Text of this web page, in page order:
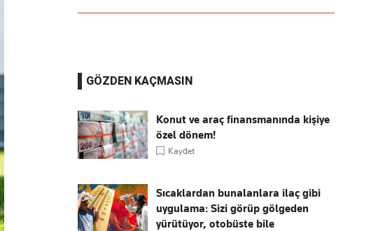
GÖZDEN KAÇMASIN
Konut ve araç finansmanında kişiye
özel dönem!
Kaydet
Sıcaklardan bunalanlara ilaç gibi
uygulama: Sizi görüp gölgeden
yürütüyor, otobüste bile